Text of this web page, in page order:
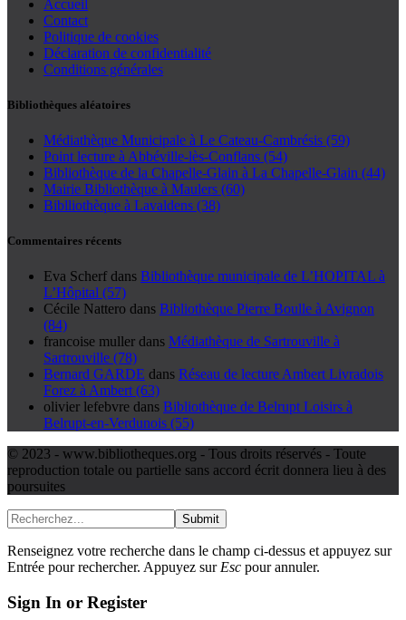
Accueil
Contact
Politique de cookies
Déclaration de confidentialité
Conditions générales
Bibliothèques aléatoires
Médiathèque Municipale à Le Cateau-Cambrésis (59)
Point lecture à Abbéville-lès-Conflans (54)
Bibliothèque de la Chapelle-Glain à La Chapelle-Glain (44)
Mairie Bibliothèque à Maulers (60)
Biblliothèque à Lavaldens (38)
Commentaires récents
Eva Scherf dans Bibliothèque municipale de L’HOPITAL à
L’Hôpital (57)
Cécile Nattero dans Bibliothèque Pierre Boulle à Avignon
(84)
francoise muller dans Médiathèque de Sartrouville à
Sartrouville (78)
Bernard GARDE dans Réseau de lecture Ambert Livradois
Forez à Ambert (63)
olivier lefebvre dans Bibliothèque de Belrupt Loisirs à
Belrupt-en-Verdunois (55)
© 2023 - www.bibliotheques.org - Tous droits réservés - Toute
reproduction totale ou partielle sans accord écrit donnera lieu à des
poursuites
Submit
Renseignez votre recherche dans le champ ci-dessus et appuyez sur
Entrée pour rechercher. Appuyez sur Esc pour annuler.
Sign In or Register